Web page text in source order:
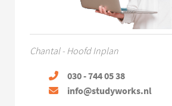
Chantal - Hoofd Inplan
030 - 744 05 38
info@studyworks.nl